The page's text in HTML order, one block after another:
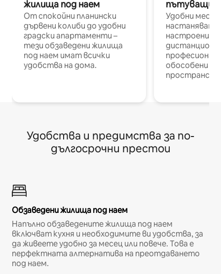
жилища под наем
От спокойни планински
дървени колиби до удобни
градски апартаменти –
тези обзаведени жилища
под наем имат всички
удобства на дома.
пътуващи
Удобни
настаняване
настроени и
обособени
Удобства и предимства за по-
дългосрочни престои
Обзаведени жилища под наем
Напълно обзаведените жилища под наем
включват кухня и необходимите ви удобства, за
да живеете удобно за месец или повече. Това е
перфектната алтернатива на преотдаването
под наем.